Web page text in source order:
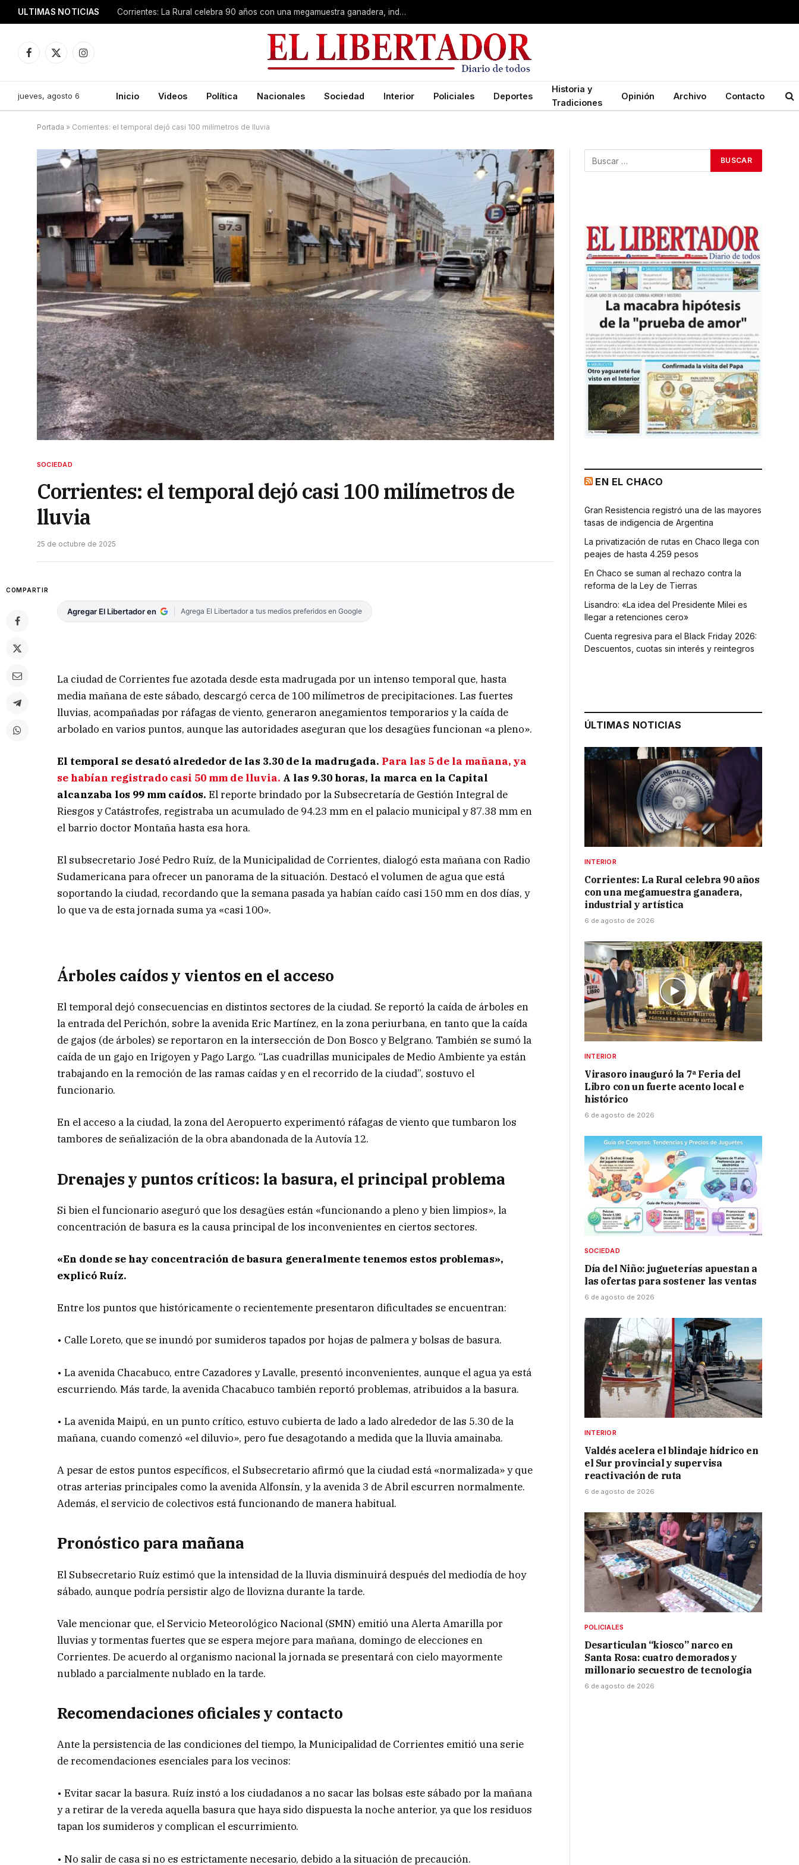
ULTIMAS NOTICIAS Corrientes: La Rural celebra 90 años con una megamuestra ganadera, industrial y artística
Facebook
X
Instagram
jueves, agosto 6 Inicio Videos Política Nacionales Sociedad Interior Policiales Deportes
Historia y
Tradiciones
Opinión Archivo Contacto
Portada » Corrientes: el temporal dejó casi 100 milímetros de lluvia
SOCIEDAD
Corrientes: el temporal dejó casi 100 milímetros de
lluvia
25 de octubre de 2025
COMPARTIR
Agregar El Libertador en Agrega El Libertador a tus medios preferidos en Google
La ciudad de Corrientes fue azotada desde esta madrugada por un intenso temporal que, hasta
media mañana de este sábado, descargó cerca de 100 milímetros de precipitaciones. Las fuertes
lluvias, acompañadas por ráfagas de viento, generaron anegamientos temporarios y la caída de
arbolado en varios puntos, aunque las autoridades aseguran que los desagües funcionan «a pleno».
El temporal se desató alrededor de las 3.30 de la madrugada. Para las 5 de la mañana, ya
se habían registrado casi 50 mm de lluvia. A las 9.30 horas, la marca en la Capital
alcanzaba los 99 mm caídos. El reporte brindado por la Subsecretaría de Gestión Integral de
Riesgos y Catástrofes, registraba un acumulado de 94.23 mm en el palacio municipal y 87.38 mm en
el barrio doctor Montaña hasta esa hora.
El subsecretario José Pedro Ruíz, de la Municipalidad de Corrientes, dialogó esta mañana con Radio
Sudamericana para ofrecer un panorama de la situación. Destacó el volumen de agua que está
soportando la ciudad, recordando que la semana pasada ya habían caído casi 150 mm en dos días, y
lo que va de esta jornada suma ya «casi 100».
Árboles caídos y vientos en el acceso
El temporal dejó consecuencias en distintos sectores de la ciudad. Se reportó la caída de árboles en
la entrada del Perichón, sobre la avenida Eric Martínez, en la zona periurbana, en tanto que la caída
de gajos (de árboles) se reportaron en la intersección de Don Bosco y Belgrano. También se sumó la
caída de un gajo en Irigoyen y Pago Largo. “Las cuadrillas municipales de Medio Ambiente ya están
trabajando en la remoción de las ramas caídas y en el recorrido de la ciudad”, sostuvo el
funcionario.
En el acceso a la ciudad, la zona del Aeropuerto experimentó ráfagas de viento que tumbaron los
tambores de señalización de la obra abandonada de la Autovía 12.
Drenajes y puntos críticos: la basura, el principal problema
Si bien el funcionario aseguró que los desagües están «funcionando a pleno y bien limpios», la
concentración de basura es la causa principal de los inconvenientes en ciertos sectores.
«En donde se hay concentración de basura generalmente tenemos estos problemas»,
explicó Ruíz.
Entre los puntos que históricamente o recientemente presentaron dificultades se encuentran:
• Calle Loreto, que se inundó por sumideros tapados por hojas de palmera y bolsas de basura.
• La avenida Chacabuco, entre Cazadores y Lavalle, presentó inconvenientes, aunque el agua ya está
escurriendo. Más tarde, la avenida Chacabuco también reportó problemas, atribuidos a la basura.
• La avenida Maipú, en un punto crítico, estuvo cubierta de lado a lado alrededor de las 5.30 de la
mañana, cuando comenzó «el diluvio», pero fue desagotando a medida que la lluvia amainaba.
A pesar de estos puntos específicos, el Subsecretario afirmó que la ciudad está «normalizada» y que
otras arterias principales como la avenida Alfonsín, y la avenida 3 de Abril escurren normalmente.
Además, el servicio de colectivos está funcionando de manera habitual.
Pronóstico para mañana
El Subsecretario Ruíz estimó que la intensidad de la lluvia disminuirá después del mediodía de hoy
sábado, aunque podría persistir algo de llovizna durante la tarde.
Vale mencionar que, el Servicio Meteorológico Nacional (SMN) emitió una Alerta Amarilla por
lluvias y tormentas fuertes que se espera mejore para mañana, domingo de elecciones en
Corrientes. De acuerdo al organismo nacional la jornada se presentará con cielo mayormente
nublado a parcialmente nublado en la tarde.
Recomendaciones oficiales y contacto
Ante la persistencia de las condiciones del tiempo, la Municipalidad de Corrientes emitió una serie
de recomendaciones esenciales para los vecinos:
• Evitar sacar la basura. Ruíz instó a los ciudadanos a no sacar las bolsas este sábado por la mañana
y a retirar de la vereda aquella basura que haya sido dispuesta la noche anterior, ya que los residuos
tapan los sumideros y complican el escurrimiento.
• No salir de casa si no es estrictamente necesario, debido a la situación de precaución.
EN EL CHACO
Gran Resistencia registró una de las mayores
tasas de indigencia de Argentina
La privatización de rutas en Chaco llega con
peajes de hasta 4.259 pesos
En Chaco se suman al rechazo contra la
reforma de la Ley de Tierras
Lisandro: «La idea del Presidente Milei es
llegar a retenciones cero»
Cuenta regresiva para el Black Friday 2026:
Descuentos, cuotas sin interés y reintegros
ÚLTIMAS NOTICIAS
INTERIOR
Corrientes: La Rural celebra 90 años
con una megamuestra ganadera,
industrial y artística
6 de agosto de 2026
INTERIOR
Virasoro inauguró la 7ª Feria del
Libro con un fuerte acento local e
histórico
6 de agosto de 2026
SOCIEDAD
Día del Niño: jugueterías apuestan a
las ofertas para sostener las ventas
6 de agosto de 2026
INTERIOR
Valdés acelera el blindaje hídrico en
el Sur provincial y supervisa
reactivación de ruta
6 de agosto de 2026
POLICIALES
Desarticulan “kiosco” narco en
Santa Rosa: cuatro demorados y
millonario secuestro de tecnología
6 de agosto de 2026